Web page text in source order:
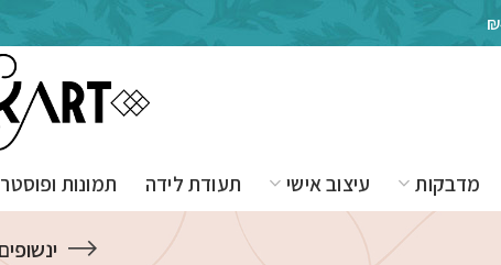
מדבקות עיצוב אישי תעודת לידה תמונות